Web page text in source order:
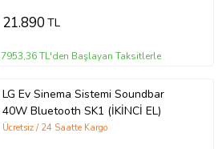
21.890TL
7953,36 TL'den Başlayan Taksitlerle
LG Ev Sinema Sistemi Soundbar
40W Bluetooth SK1 (İKİNCİ EL)
Ücretsiz / 24 Saatte Kargo